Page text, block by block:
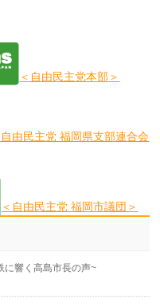
＜自由民主党本部＞
自由民主党 福岡県支部連合会
＜自由民主党 福岡市議団＞
に響く高島市長の声~